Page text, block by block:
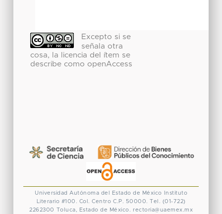
Excepto si se
señala otra
cosa, la licencia del ítem se
describe como openAccess
Universidad Autónoma del Estado de México
Instituto
Literario #100. Col. Centro C.P. 50000. Tel. (01-722)
2262300 Toluca, Estado de México. rectoria@uaemex.mx